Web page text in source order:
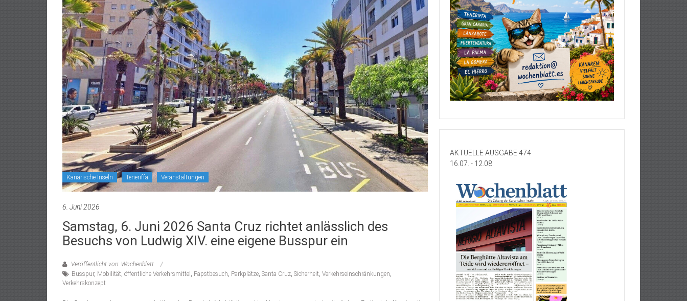
Kanarische Inseln Teneriffa Veranstaltungen
6. Juni 2026
Samstag, 6. Juni 2026 Santa Cruz richtet anlässlich des
Besuchs von Ludwig XIV. eine eigene Busspur ein
Veröffentlicht von: Wochenblatt
Busspur, Mobilität, öffentliche Verkehrsmittel , Papstbesuch, Parkplätze, Santa Cruz, Sicherheit, Verkehrseinschränkungen,
Verkehrskonzept
AKTUELLE AUSGABE 474
16.07. - 12.08.